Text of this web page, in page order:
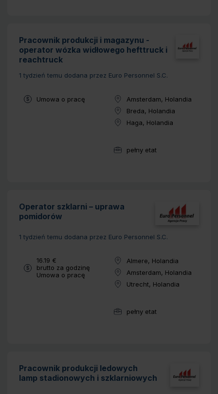
Pracownik produkcji i magazynu -
operator wózka widłowego hefttruck i
reachtruck
1 tydzień temu dodana przez Euro Personnel S.C.
Typ umowy:
Umowa o pracę Lokalizacja:
Amsterdam, Holandia
Lokalizacja:
Breda, Holandia
Lokalizacja:
Haga, Holandia
Wymiar pracy:
pełny etat
Operator szklarni – uprawa
pomidorów
1 tydzień temu dodana przez Euro Personnel S.C.
Wynagrodzenie:
16.19 €
brutto za godzinę
Typ umowy:
Umowa o pracę
Lokalizacja:
Almere, Holandia
Lokalizacja:
Amsterdam, Holandia
Lokalizacja:
Utrecht, Holandia
Wymiar pracy:
pełny etat
Pracownik produkcji ledowych
lamp stadionowych i szklarniowych